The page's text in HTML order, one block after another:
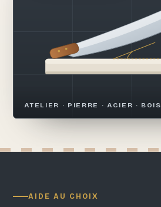
ATELIER · PIERRE · ACIER · BOIS
AIDE AU CHOIX